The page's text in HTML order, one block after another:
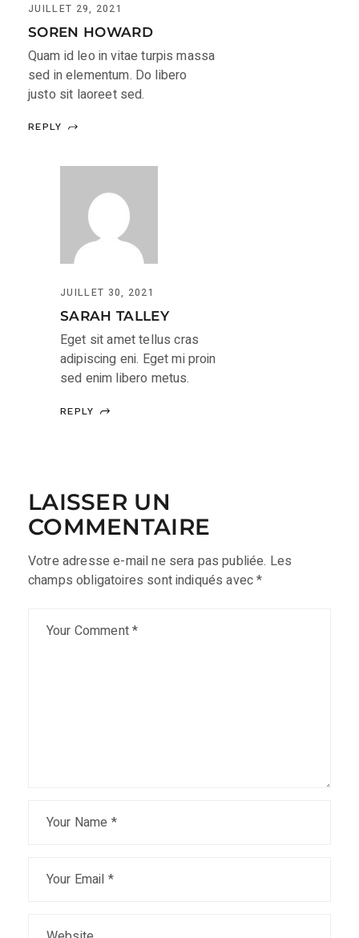
JUILLET 29, 2021
SOREN HOWARD
Quam id leo in vitae turpis massa
sed in elementum. Do libero
justo sit laoreet sed.
REPLY
JUILLET 30, 2021
SARAH TALLEY
Eget sit amet tellus cras
adipiscing eni. Eget mi proin
sed enim libero metus.
REPLY
LAISSER UN
COMMENTAIRE
Votre adresse e-mail ne sera pas publiée. Les
champs obligatoires sont indiqués avec*